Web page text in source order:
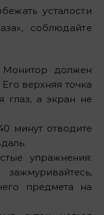
усталости
соблюдайте
должен
верхняя точка
глаз, а экран не
минут отводите
упражнения:
предмета на